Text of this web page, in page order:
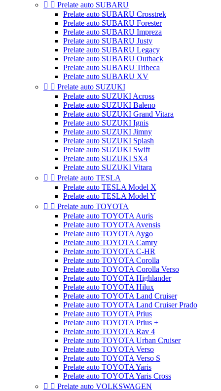
  Prelate auto SUBARU
Prelate auto SUBARU Crosstrek
Prelate auto SUBARU Forester
Prelate auto SUBARU Impreza
Prelate auto SUBARU Justy
Prelate auto SUBARU Legacy
Prelate auto SUBARU Outback
Prelate auto SUBARU Tribeca
Prelate auto SUBARU XV
  Prelate auto SUZUKI
Prelate auto SUZUKI Across
Prelate auto SUZUKI Baleno
Prelate auto SUZUKI Grand Vitara
Prelate auto SUZUKI Ignis
Prelate auto SUZUKI Jimny
Prelate auto SUZUKI Splash
Prelate auto SUZUKI Swift
Prelate auto SUZUKI SX4
Prelate auto SUZUKI Vitara
  Prelate auto TESLA
Prelate auto TESLA Model X
Prelate auto TESLA Model Y
  Prelate auto TOYOTA
Prelate auto TOYOTA Auris
Prelate auto TOYOTA Avensis
Prelate auto TOYOTA Aygo
Prelate auto TOYOTA Camry
Prelate auto TOYOTA C-HR
Prelate auto TOYOTA Corolla
Prelate auto TOYOTA Corolla Verso
Prelate auto TOYOTA Highlander
Prelate auto TOYOTA Hilux
Prelate auto TOYOTA Land Cruiser
Prelate auto TOYOTA Land Cruiser Prado
Prelate auto TOYOTA Prius
Prelate auto TOYOTA Prius +
Prelate auto TOYOTA Rav 4
Prelate auto TOYOTA Urban Cruiser
Prelate auto TOYOTA Verso
Prelate auto TOYOTA Verso S
Prelate auto TOYOTA Yaris
Prelate auto TOYOTA Yaris Cross
  Prelate auto VOLKSWAGEN